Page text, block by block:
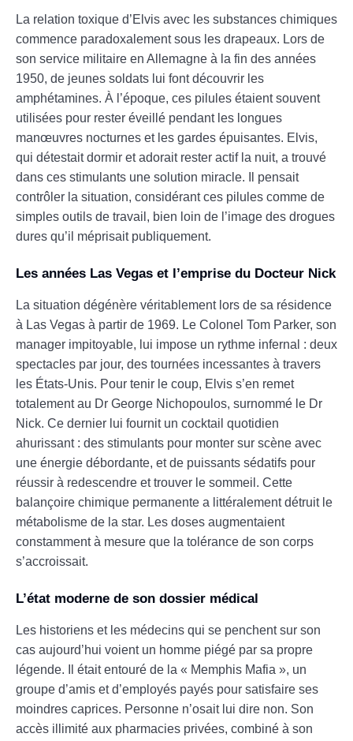
La relation toxique d’Elvis avec les substances chimiques
commence paradoxalement sous les drapeaux. Lors de
son service militaire en Allemagne à la fin des années
1950, de jeunes soldats lui font découvrir les
amphétamines. À l’époque, ces pilules étaient souvent
utilisées pour rester éveillé pendant les longues
manœuvres nocturnes et les gardes épuisantes. Elvis,
qui détestait dormir et adorait rester actif la nuit, a trouvé
dans ces stimulants une solution miracle. Il pensait
contrôler la situation, considérant ces pilules comme de
simples outils de travail, bien loin de l’image des drogues
dures qu’il méprisait publiquement.
Les années Las Vegas et l’emprise du Docteur Nick
La situation dégénère véritablement lors de sa résidence
à Las Vegas à partir de 1969. Le Colonel Tom Parker, son
manager impitoyable, lui impose un rythme infernal : deux
spectacles par jour, des tournées incessantes à travers
les États-Unis. Pour tenir le coup, Elvis s’en remet
totalement au Dr George Nichopoulos, surnommé le Dr
Nick. Ce dernier lui fournit un cocktail quotidien
ahurissant : des stimulants pour monter sur scène avec
une énergie débordante, et de puissants sédatifs pour
réussir à redescendre et trouver le sommeil. Cette
balançoire chimique permanente a littéralement détruit le
métabolisme de la star. Les doses augmentaient
constamment à mesure que la tolérance de son corps
s’accroissait.
L’état moderne de son dossier médical
Les historiens et les médecins qui se penchent sur son
cas aujourd’hui voient un homme piégé par sa propre
légende. Il était entouré de la « Memphis Mafia », un
groupe d’amis et d’employés payés pour satisfaire ses
moindres caprices. Personne n’osait lui dire non. Son
accès illimité aux pharmacies privées, combiné à son